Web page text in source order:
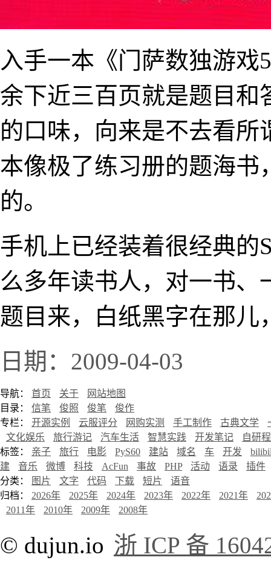
入手一本《门萨数独游戏
余下近三百页就是题目和
的口味，向来是不去看
本像极了练习册的题海书
的。
手机上已经装着很经典的
么多年读书人，对一书
题目来，白纸黑字在那儿
日期：2009-04-03
导航： 首页 关于
网站地图
目录： 信笔 俊照 俊笔
俊作
专栏： 开源实例 云服评分 网购实测 手工制作 古典文学
文化娱乐
旅行游记 汽车生活 智慧实践 开发笔记
自研
标签： 亲子 旅行 电影 PyS60 建站 域名 车 开发
建
音乐 微博 科技 AcFun 事故 PHP 活动 语录
插件
分类：
图片 文字 代码 下载 短片
语音
归档： 2026年 2025年 2024年 2023年 2022年 2021年
2011年
2010年 2009年 2008年
© dujun.io 浙 ICP 备